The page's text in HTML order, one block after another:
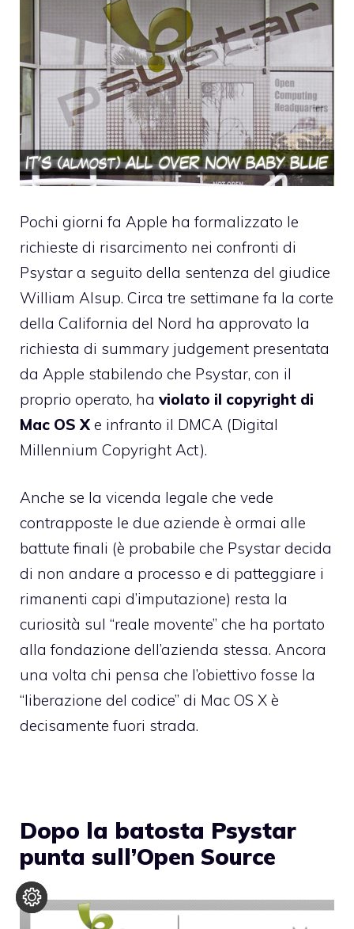
Pochi giorni fa Apple ha formalizzato le
richieste di risarcimento nei confronti di
Psystar a seguito della sentenza del giudice
William Alsup. Circa tre settimane fa la corte
della California del Nord ha approvato la
richiesta di summary judgement presentata
da Apple stabilendo che Psystar, con il
proprio operato, ha violato il copyright di
Mac OS X e infranto il DMCA (Digital
Millennium Copyright Act).
Anche se la vicenda legale che vede
contrapposte le due aziende è ormai alle
battute finali (è probabile che Psystar decida
di non andare a processo e di patteggiare i
rimanenti capi d’imputazione) resta la
curiosità sul “reale movente” che ha portato
alla fondazione dell’azienda stessa. Ancora
una volta chi pensa che l’obiettivo fosse la
“liberazione del codice” di Mac OS X è
decisamente fuori strada.
Dopo la batosta Psystar
punta sull’Open Source